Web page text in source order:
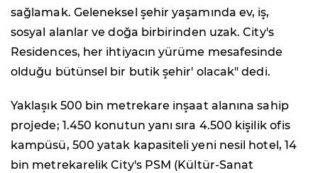
sağlamak. Geleneksel şehir yaşamında ev, iş,
sosyal alanlar ve doğa birbirinden uzak. City's
Residences, her ihtiyacın yürüme mesafesinde
olduğu bütünsel bir butik şehir' olacak" dedi.
Yaklaşık 500 bin metrekare inşaat alanına sahip
projede; 1.450 konutun yanı sıra 4.500 kişilik ofis
kampüsü, 500 yatak kapasiteli yeni nesil hotel, 14
bin metrekarelik City's PSM (Kültür-Sanat